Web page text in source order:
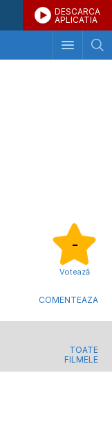
DESCARCA
APLICATIA
-
Votează
COMENTEAZA
TOATE
FILMELE